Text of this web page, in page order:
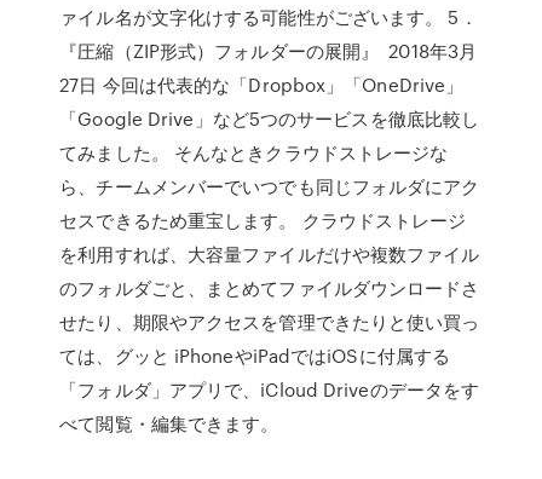
ァイル名が文字化けする可能性がございます。 5．
『圧縮（ZIP形式）フォルダーの展開』 2018年3月
27日 今回は代表的な「Dropbox」「OneDrive」
「Google Drive」など5つのサービスを徹底比較し
てみました。 そんなときクラウドストレージな
ら、チームメンバーでいつでも同じフォルダにアク
セスできるため重宝します。 クラウドストレージ
を利用すれば、大容量ファイルだけや複数ファイル
のフォルダごと、まとめてファイルダウンロードさ
せたり、期限やアクセスを管理できたりと使い買っ
ては、グッと iPhoneやiPadではiOSに付属する
「フォルダ」アプリで、iCloud Driveのデータをす
べて閲覧・編集できます。